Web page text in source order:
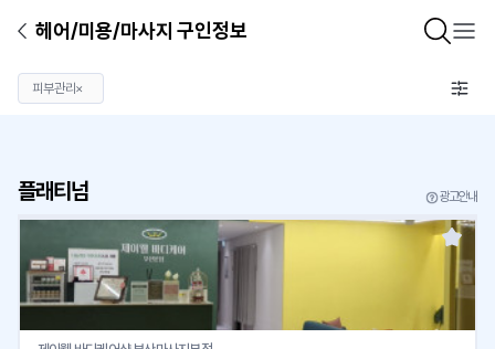
헤어/미용/마사지 구인정보
피부관리 ×
플래티넘 광고안내